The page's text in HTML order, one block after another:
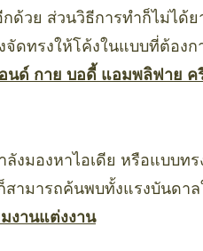
กด้วย ส่วนวิธีการทำก็ไม่ไ
จัดทรงให้โค้งในแบบที่ต้อง
นด์ กาย บอดี้ แอมพลิฟาย ค
งมองหาไอเดีย หรือแบบท
สามารถค้นพบทั้งแรงบันดา
งานแต่งงาน